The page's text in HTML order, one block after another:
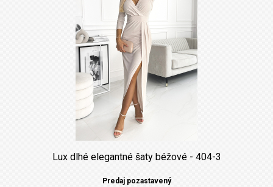
Lux dlhé elegantné šaty béžové - 404-3
Predaj pozastavený